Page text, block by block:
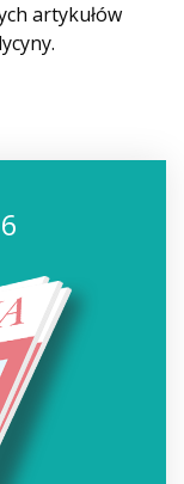
artykułów